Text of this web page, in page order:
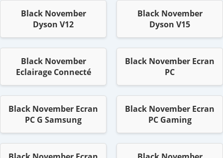
Black November
Dyson V12
Black November
Dyson V15
Black November
Eclairage Connecté
Black November Ecran
PC
Black November Ecran
PC G Samsung
Black November Ecran
PC Gaming